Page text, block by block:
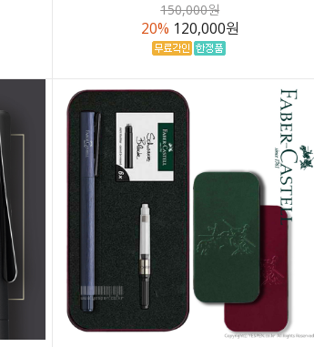
150,000원
20% 120,000원